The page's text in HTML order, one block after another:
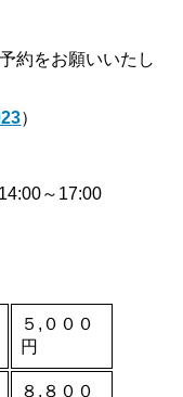
約をお願いいたし
）
～17:00
５,０００
円
８,８００